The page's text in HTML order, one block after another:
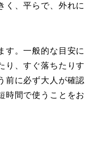
く、平らで、外れに
す。一般的な目安に
り、すぐ落ちたりす
前に必ず大人が確認
時間で使うことをお